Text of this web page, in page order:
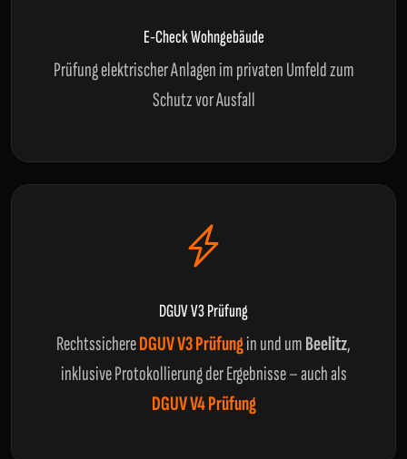
E-Check Wohngebäude
Prüfung elektrischer Anlagen im privaten Umfeld zum
Schutz vor Ausfall
DGUV V3 Prüfung
RechtssichereDGUV V3 Prüfungin und umBeelitz,
inklusive Protokollierung der Ergebnisse – auch als
DGUV V4 Prüfung